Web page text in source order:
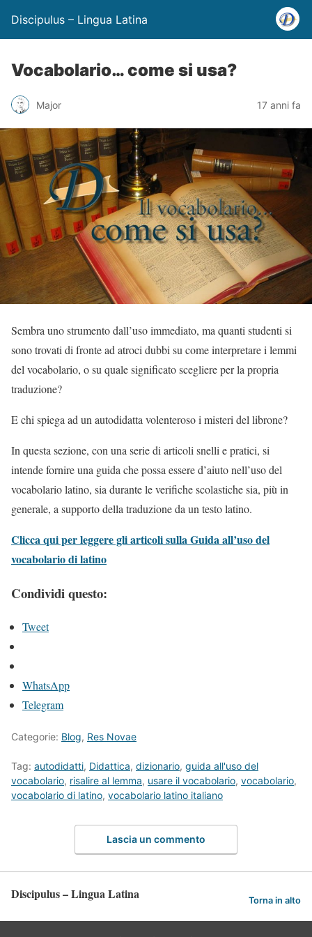
Discipulus – Lingua Latina
Vocabolario… come si usa?
Major 17 anni fa
Sembra uno strumento dall’uso immediato, ma quanti studenti si
sono trovati di fronte ad atroci dubbi su come interpretare i lemmi
del vocabolario, o su quale significato scegliere per la propria
traduzione?
E chi spiega ad un autodidatta volenteroso i misteri del librone?
In questa sezione, con una serie di articoli snelli e pratici, si
intende fornire una guida che possa essere d’aiuto nell’uso del
vocabolario latino, sia durante le verifiche scolastiche sia, più in
generale, a supporto della traduzione da un testo latino.
Clicca qui per leggere gli articoli sulla Guida all’uso del
vocabolario di latino
Condividi questo:
Tweet
WhatsApp
Telegram
Categorie: Blog, Res Novae
Tag: autodidatti, Didattica, dizionario, guida all'uso del
vocabolario, risalire al lemma, usare il vocabolario, vocabolario,
vocabolario di latino, vocabolario latino italiano
Lascia un commento
Discipulus – Lingua Latina Torna in alto